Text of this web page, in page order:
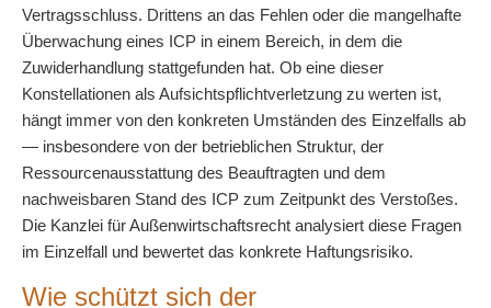
Vertragsschluss. Drittens an das Fehlen oder die mangelhafte
Überwachung eines ICP in einem Bereich, in dem die
Zuwiderhandlung stattgefunden hat. Ob eine dieser
Konstellationen als Aufsichtspflichtverletzung zu werten ist,
hängt immer von den konkreten Umständen des Einzelfalls ab
— insbesondere von der betrieblichen Struktur, der
Ressourcenausstattung des Beauftragten und dem
nachweisbaren Stand des ICP zum Zeitpunkt des Verstoßes.
Die Kanzlei für Außenwirtschaftsrecht analysiert diese Fragen
im Einzelfall und bewertet das konkrete Haftungsrisiko.
Wie schützt sich der